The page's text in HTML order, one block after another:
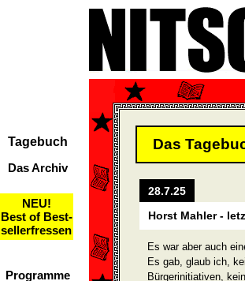
Tagebuch
Das Archiv
NEU!
Best of Best-
sellerfressen
Programme
Das
28.7.25
Horst Mahler -
Es war aber auch
Es gab, glaub ich,
Bürgerinitiativen,